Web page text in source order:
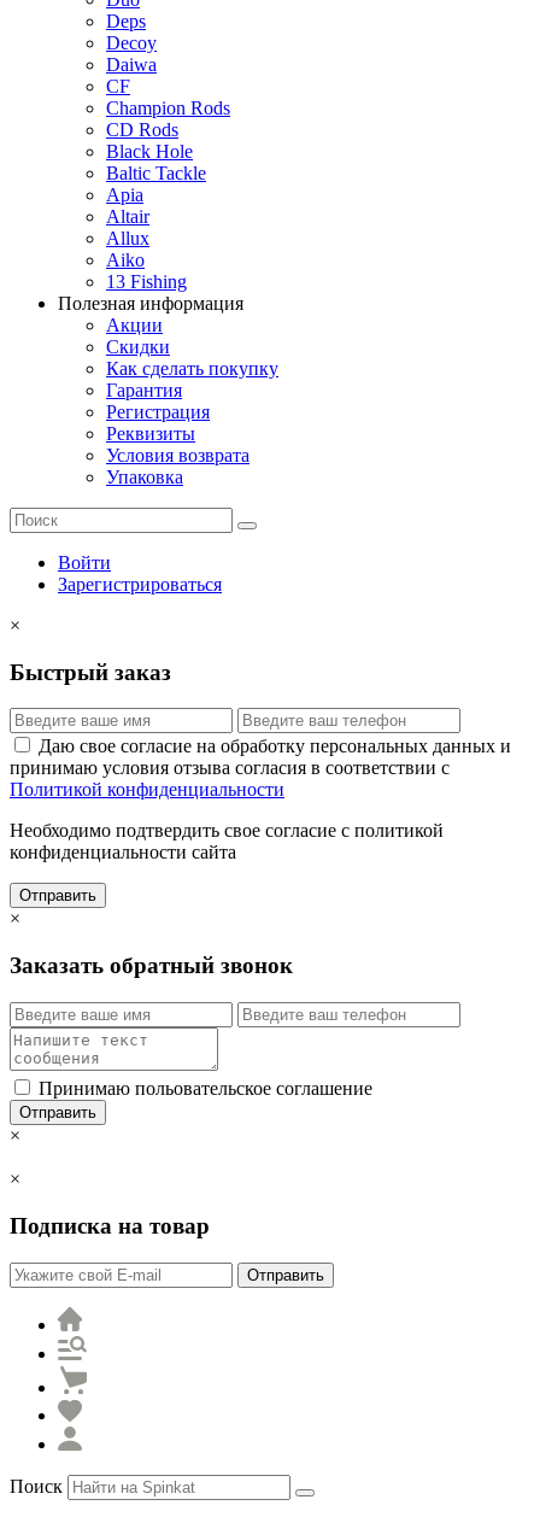
Deps
Decoy
Daiwa
CF
Champion Rods
CD Rods
Black Hole
Baltic Tackle
Apia
Altair
Allux
Aiko
13 Fishing
Полезная информация
Акции
Скидки
Как сделать покупку
Гарантия
Регистрация
Реквизиты
Условия возврата
Упаковка
Войти
Зарегистрироваться
×
Быстрый заказ
Даю свое согласие на обработку персональных данных и
принимаю условия отзыва согласия в соответствии с
Политикой конфиденциальности
Необходимо подтвердить свое согласие с политикой
конфиденциальности сайта
Отправить
×
Заказать обратный звонок
Принимаю польовательское соглашение
Отправить
×
×
Подписка на товар
Отправить
Поиск